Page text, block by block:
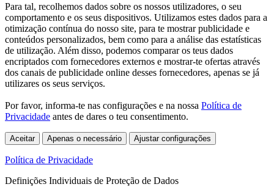
Para tal, recolhemos dados sobre os nossos utilizadores, o seu
comportamento e os seus dispositivos. Utilizamos estes dados para a
otimização contínua do nosso site, para te mostrar publicidade e
conteúdos personalizados, bem como para a análise das estatísticas
de utilização. Além disso, podemos comparar os teus dados
encriptados com fornecedores externos e mostrar-te ofertas através
dos canais de publicidade online desses fornecedores, apenas se já
utilizares os seus serviços.
Por favor, informa-te nas configurações e na nossa Política de
Privacidade antes de dares o teu consentimento.
Aceitar Apenas o necessário Ajustar configurações
Política de Privacidade
Definições Individuais de Proteção de Dados